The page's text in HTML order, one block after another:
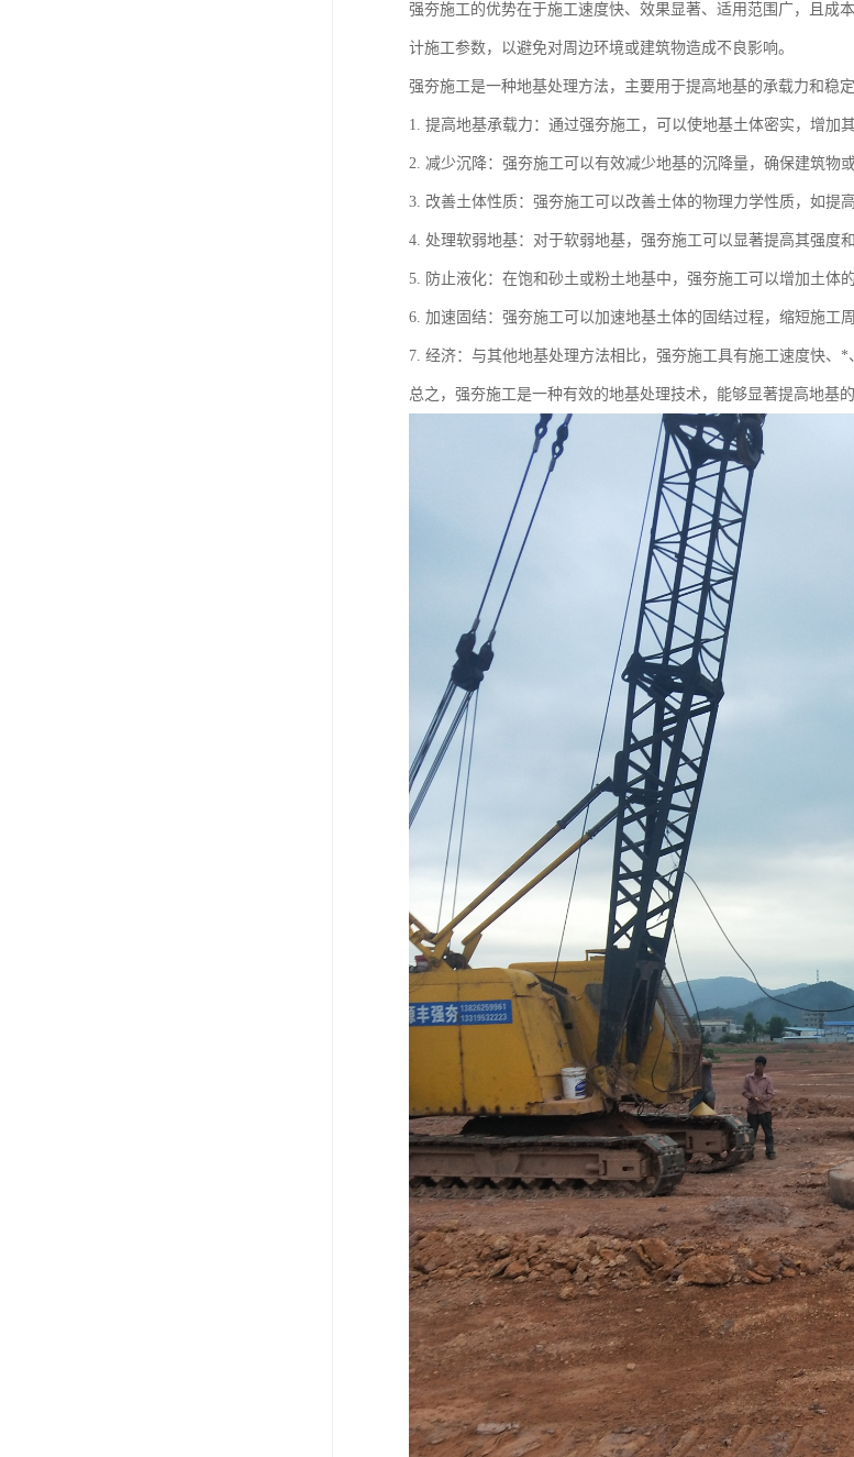
强夯施工的优势在于施工速度快、效果显著、适用范围广，且成
计施工参数，以避免对周边环境或建筑物造成不良影响。
强夯施工是一种地基处理方法，主要用于提高地基的承载力和稳
1. 提高地基承载力：通过强夯施工，可以使地基土体密实，增加
2. 减少沉降：强夯施工可以有效减少地基的沉降量，确保建筑物
3. 改善土体性质：强夯施工可以改善土体的物理力学性质，如提
4. 处理软弱地基：对于软弱地基，强夯施工可以显著提高其强度
5. 防止液化：在饱和砂土或粉土地基中，强夯施工可以增加土体
6. 加速固结：强夯施工可以加速地基土体的固结过程，缩短施工
7. 经济：与其他地基处理方法相比，强夯施工具有施工速度快、
总之，强夯施工是一种有效的地基处理技术，能够显著提高地基